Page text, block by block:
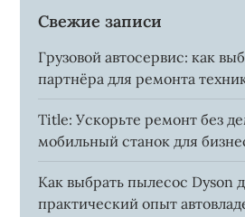
Свежие записи
Грузовой автосервис: как
партнёра для ремонта
Title: Ускорьте ремонт без
мобильный станок для
Как выбрать пылесос Dyson
практический опыт